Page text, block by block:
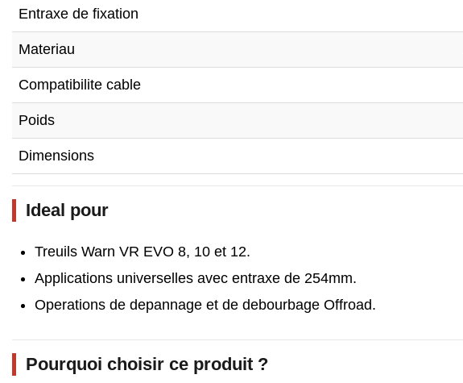
Entraxe de fixation
Materiau
Compatibilite cable
Poids
Dimensions
Ideal pour
Treuils Warn VR EVO 8, 10 et 12.
Applications universelles avec entraxe de 254mm.
Operations de depannage et de debourbage Offroad.
Pourquoi choisir ce produit ?